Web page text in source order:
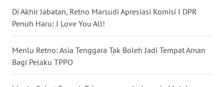
Di Akhir Jabatan, Retno Marsudi Apresiasi Komisi I DPR
Penuh Haru: I Love You All!
Menlu Retno: Asia Tenggara Tak Boleh Jadi Tempat Aman
Bagi Pelaku TPPO